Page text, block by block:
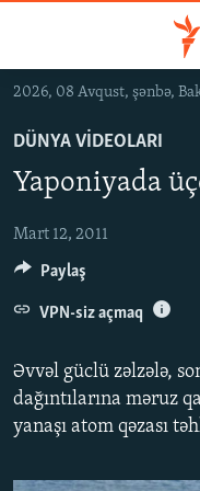
Əsas
qayıt
Əsas
naviqasiyaya
qayıt
keç
KORRUPSIOMETR
#ƏSLINDƏ
FƏRQƏ BAX
QANUNI DOĞRU
MULTIMEDIA
VIDEO
RADIO ARXIV
2026, 08 Avqust, şənbə,
DÜNYA VIDEOLARI
Yaponiyada
Mart 12, 2011
Əvvəl güclü zəlzələ,
dağıntılarına məruz
yanaşı atom qəzası
Paylaş
VPN-siz açmaq